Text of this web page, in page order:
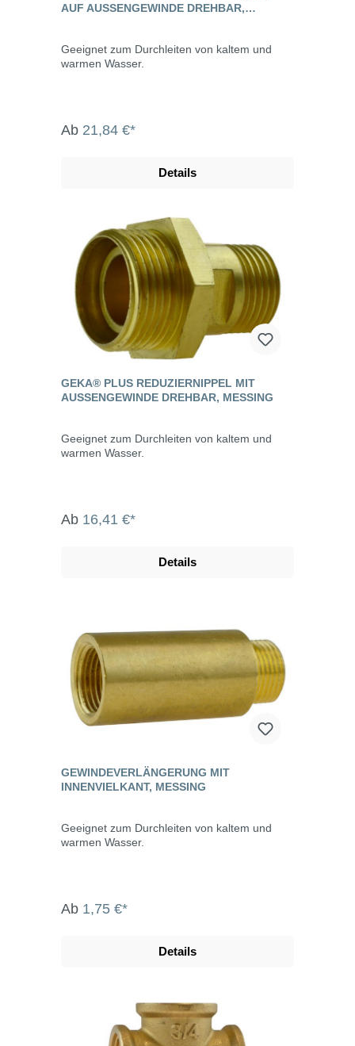
AUF AUSSENGEWINDE DREHBAR, M
Geeignet zum Durchleiten von kaltem und
warmen Wasser.
Ab 21,84 €*
Details
GEKA® PLUS REDUZIERNIPPEL MIT
AUSSENGEWINDE DREHBAR, MESSING
Geeignet zum Durchleiten von kaltem und
warmen Wasser.
Ab 16,41 €*
Details
GEWINDEVERLÄNGERUNG MIT
INNENVIELKANT, MESSING
Geeignet zum Durchleiten von kaltem und
warmen Wasser.
Ab 1,75 €*
Details